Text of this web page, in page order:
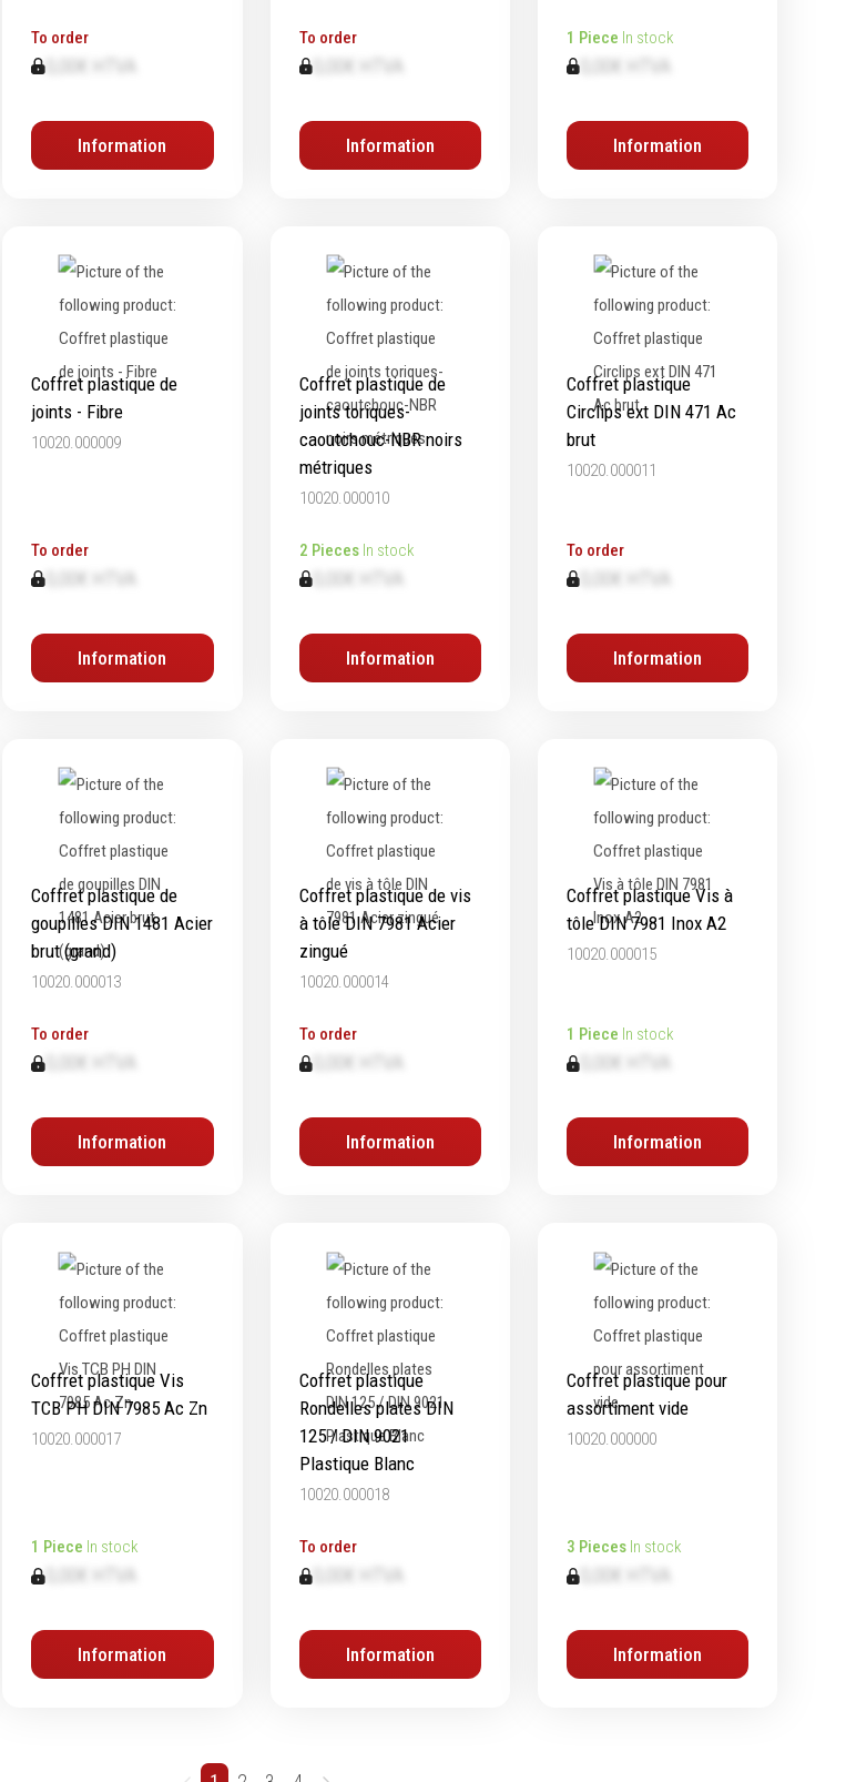
To order
0,00€ HTVA
Information
To order
0,00€ HTVA
Information
1 Piece In stock
0,00€ HTVA
Information
Coffret plastique de
joints - Fibre
10020.000009
To order
0,00€ HTVA
Information
Coffret plastique de
joints toriques-
caoutchouc-NBR noirs
métriques
10020.000010
2 PiecesIn stock
0,00€ HTVA
Information
Coffret plastique
Circlips ext DIN 471 Ac
brut
10020.000011
To order
0,00€ HTVA
Information
Coffret plastique de
goupilles DIN 1481 Acier
brut (grand)
10020.000013
To order
0,00€ HTVA
Information
Coffret plastique de vis
à tôle DIN 7981 Acier
zingué
10020.000014
To order
0,00€ HTVA
Information
Coffret plastique Vis à
tôle DIN 7981 Inox A2
10020.000015
1 Piece In stock
0,00€ HTVA
Information
Coffret plastique Vis
TCB PH DIN 7985 Ac Zn
10020.000017
1 Piece In stock
0,00€ HTVA
Information
Coffret plastique
Rondelles plates DIN
125 / DIN 9021
Plastique Blanc
10020.000018
To order
0,00€ HTVA
Information
Coffret plastique pour
assortiment vide
10020.000000
3 PiecesIn stock
0,00€ HTVA
Information